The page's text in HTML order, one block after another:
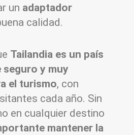
un adaptador
calidad.
Tailandia es un país
seguro y muy
el turismo, con
cada año. Sin
en cualquier destino
mantener la